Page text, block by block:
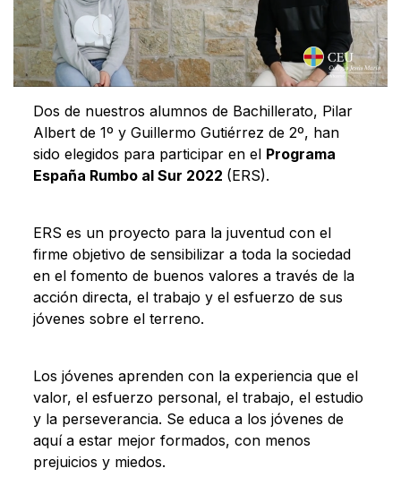
Dos de nuestros alumnos de Bachillerato, Pilar
Albert de 1º y Guillermo Gutiérrez de 2º, han
sido elegidos para participar en el Programa
España Rumbo al Sur 2022 (ERS).
ERS es un proyecto para la juventud con el
firme objetivo de sensibilizar a toda la sociedad
en el fomento de buenos valores a través de la
acción directa, el trabajo y el esfuerzo de sus
jóvenes sobre el terreno.
Los jóvenes aprenden con la experiencia que el
valor, el esfuerzo personal, el trabajo, el estudio
y la perseverancia. Se educa a los jóvenes de
aquí a estar mejor formados, con menos
prejuicios y miedos.